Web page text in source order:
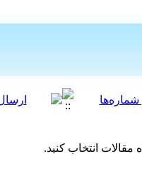
انتخاب کنید.